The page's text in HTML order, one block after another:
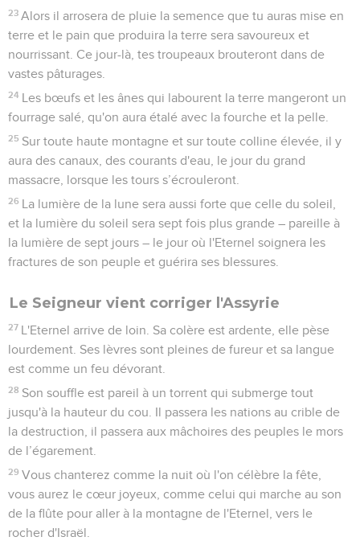
23 Alors il arrosera de pluie la semence que tu auras mise en
terre et le pain que produira la terre sera savoureux et
nourrissant. Ce jour-là, tes troupeaux brouteront dans de
vastes pâturages.
24 Les bœufs et les ânes qui labourent la terre mangeront un
fourrage salé, qu'on aura étalé avec la fourche et la pelle.
25 Sur toute haute montagne et sur toute colline élevée, il y
aura des canaux, des courants d'eau, le jour du grand
massacre, lorsque les tours s’écrouleront.
26 La lumière de la lune sera aussi forte que celle du soleil,
et la lumière du soleil sera sept fois plus grande – pareille à
la lumière de sept jours – le jour où l'Eternel soignera les
fractures de son peuple et guérira ses blessures.
Le Seigneur vient corriger l'Assyrie
27 L'Eternel arrive de loin. Sa colère est ardente, elle pèse
lourdement. Ses lèvres sont pleines de fureur et sa langue
est comme un feu dévorant.
28 Son souffle est pareil à un torrent qui submerge tout
jusqu'à la hauteur du cou. Il passera les nations au crible de
la destruction, il passera aux mâchoires des peuples le mors
de l’égarement.
29 Vous chanterez comme la nuit où l'on célèbre la fête,
vous aurez le cœur joyeux, comme celui qui marche au son
de la flûte pour aller à la montagne de l'Eternel, vers le
rocher d'Israël.